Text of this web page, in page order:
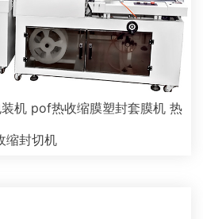
机 pof热收缩膜塑封套膜机 热
缩封切机